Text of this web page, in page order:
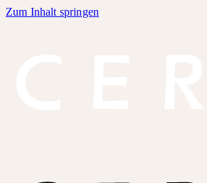
Zum Inhalt springen